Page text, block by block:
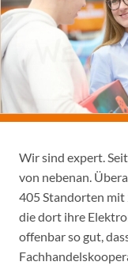
Wir sind expert.
von nebenan.
405 Standorten
die dort ihre
offenbar so gut,